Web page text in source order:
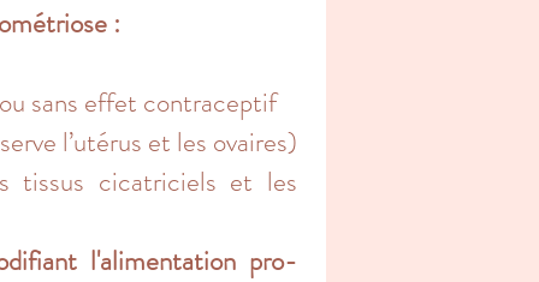
:
sans effet contraceptif
l’utérus et les ovaires)
tissus cicatriciels et les
l'alimentation pro-